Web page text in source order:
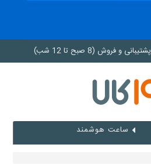
پشتیبانی و فروش (8 صبح تا 12 شب)
ساعت هوشمند